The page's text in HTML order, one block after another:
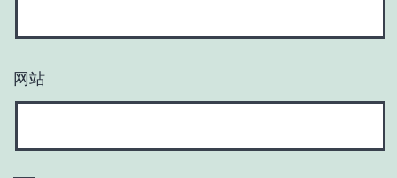
网站